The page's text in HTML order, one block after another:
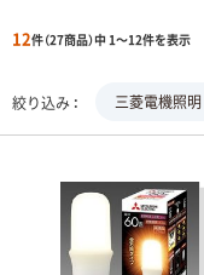
12件（27商品）中 1～12件を表示
絞り込み 三菱電機照明